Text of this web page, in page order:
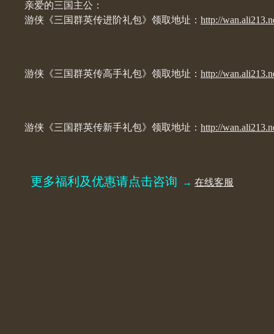
亲爱的三国主公：
游侠《三国群英传进阶礼包》领取地址： http://
游侠《三国群英传高手礼包》领取地址： http://
游侠《三国群英传新手礼包》领取地址： http://
更多福利及优惠请点击咨询 → 在线客服